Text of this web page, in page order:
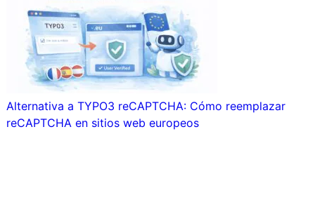
Alternativa a TYPO3 reCAPTCHA: Cómo reemplazar
reCAPTCHA en sitios web europeos